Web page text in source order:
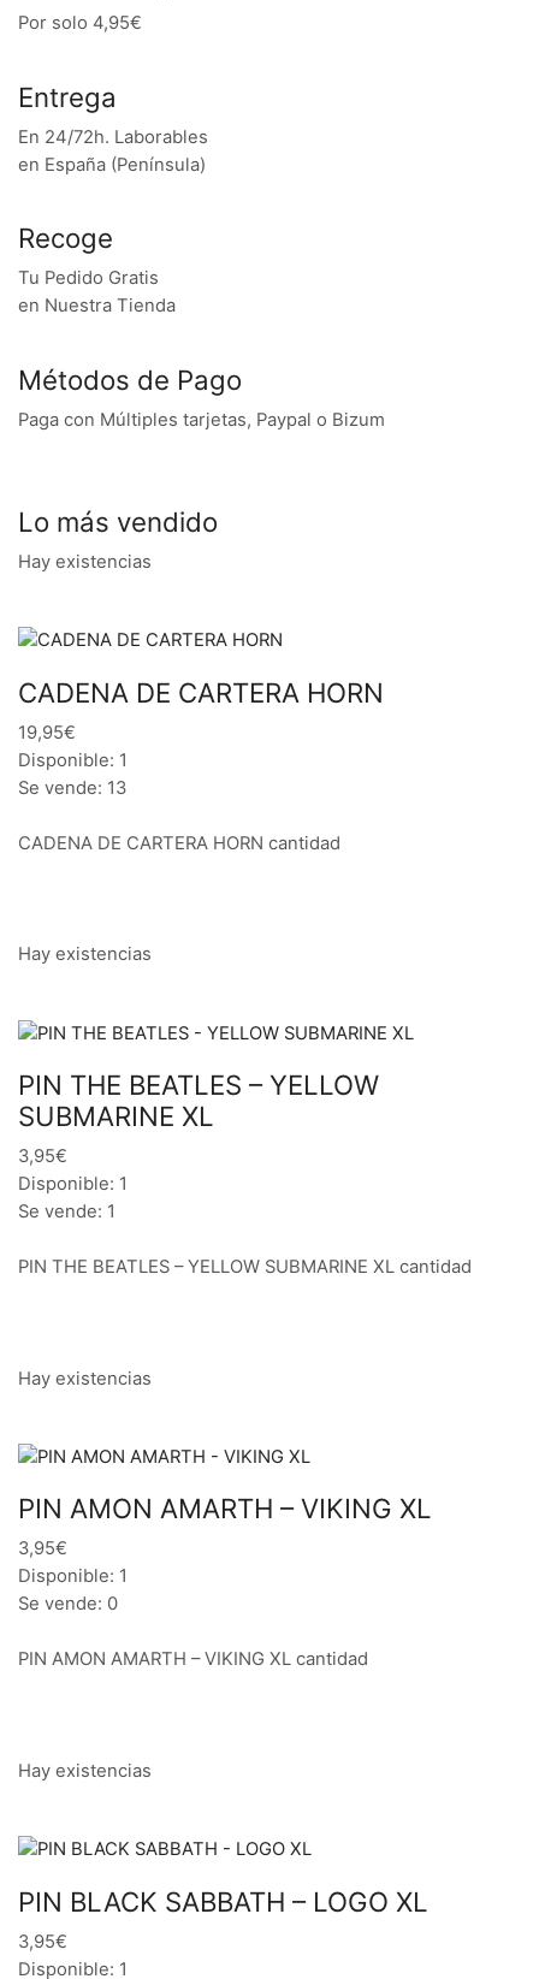
Por solo 4,95€
Entrega
En 24/72h. Laborables
en España (Península)
Recoge
Tu Pedido Gratis
en Nuestra Tienda
Métodos de Pago
Paga con Múltiples tarjetas, Paypal o Bizum
Lo más vendido
Hay existencias
CADENA DE CARTERA HORN
19,95€
Disponible: 1
Se vende: 13
CADENA DE CARTERA HORN cantidad
Hay existencias
PIN THE BEATLES – YELLOW
SUBMARINE XL
3,95€
Disponible: 1
Se vende: 1
PIN THE BEATLES – YELLOW SUBMARINE XL cantidad
Hay existencias
PIN AMON AMARTH – VIKING XL
3,95€
Disponible: 1
Se vende: 0
PIN AMON AMARTH – VIKING XL cantidad
Hay existencias
PIN BLACK SABBATH – LOGO XL
3,95€
Disponible: 1